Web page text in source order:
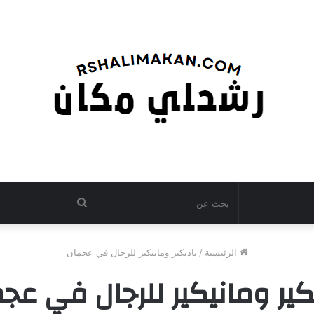
بحث
الرئيسية / باديكير ومانيكير للرجال في عجمان
ومانيكير للرجال في